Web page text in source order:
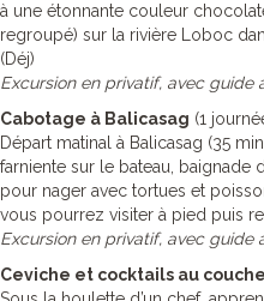
à une étonnante couleur
regroupé) sur la rivière Loboc
(Déj)
Excursion en privatif, avec guide
Cabotage à Balicasag (1
Départ matinal à Balicasag (35
farniente sur le bateau, baignade
pour nager avec tortues et
vous pourrez visiter à pied puis
Excursion en privatif, avec guide
Ceviche et cocktails au